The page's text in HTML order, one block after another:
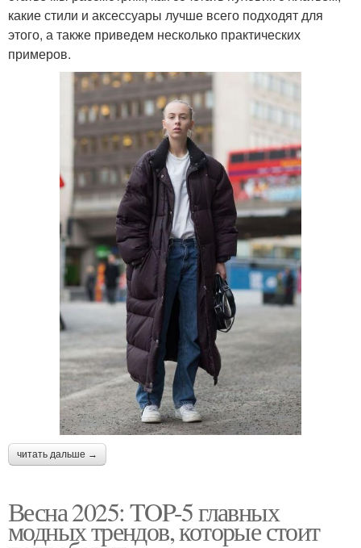
какие стили и аксессуары лучше всего подходят для
этого, а также приведем несколько практических
примеров.
читать дальше →
Весна 2025: TOP-5 главных
модных трендов, которые стоит